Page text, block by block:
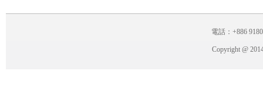
電話：+886
Copyright @